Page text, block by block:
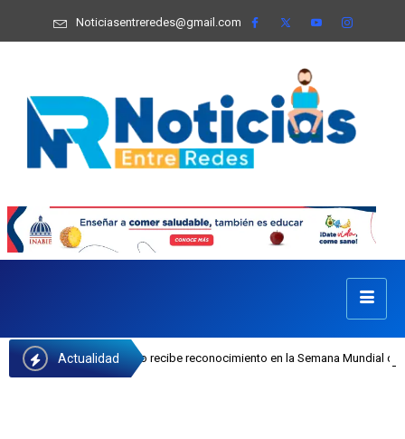
Noticiasentreredes@gmail.com
Actualidad
Castillo recibe reconocimiento en la Semana Mundial de la Lactancia